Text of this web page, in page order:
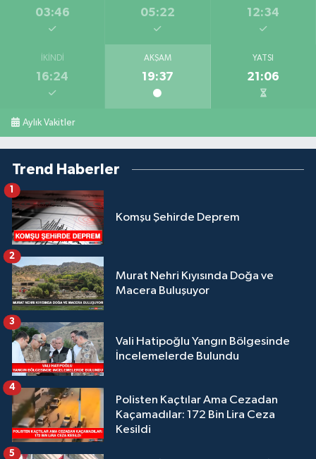
03:46 05:22 12:34
İKINDI
16:24
AKŞAM
19:37
YATSI
21:06
Aylık Vakitler
Trend Haberler
Komşu Şehirde Deprem
Murat Nehri Kıyısında Doğa ve
Macera Buluşuyor
2
Vali Hatipoğlu Yangın Bölgesinde
İncelemelerde Bulundu
3
Polisten Kaçtılar Ama Cezadan
Kaçamadılar: 172 Bin Lira Ceza
Kesildi
4
5